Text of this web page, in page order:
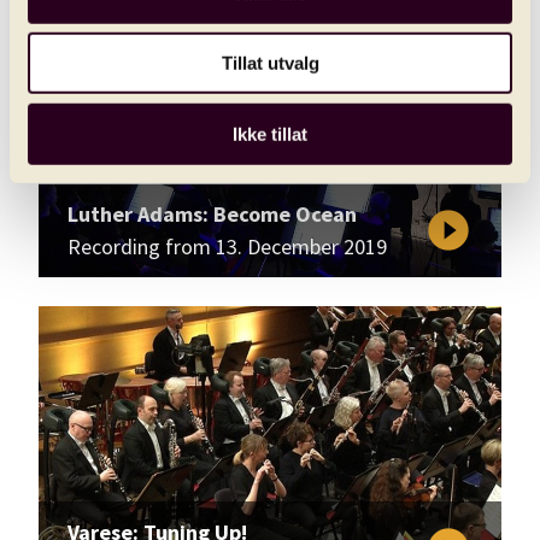
Tillat utvalg
Ikke tillat
Luther Adams: Become Ocean
Recording from 13. December 2019
play_circle_filled
Varese: Tuning Up!